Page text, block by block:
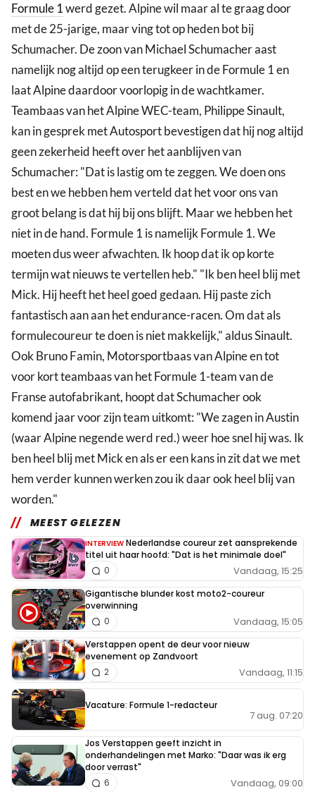
Formule 1werd gezet. Alpine wil maar al te graag door
met de 25-jarige, maar ving tot op heden bot bij
Schumacher. De zoon van Michael Schumacher aast
namelijk nog altijd op een terugkeer in de Formule 1 en
laat Alpine daardoor voorlopig in de wachtkamer.
Teambaas van het Alpine WEC-team, Philippe Sinault,
kan in gesprek met Autosport bevestigen dat hij nog altijd
geen zekerheid heeft over het aanblijven van
Schumacher: "Dat is lastig om te zeggen. We doen ons
best en we hebben hem verteld dat het voor ons van
groot belang is dat hij bij ons blijft. Maar we hebben het
niet in de hand. Formule 1 is namelijk Formule 1. We
moeten dus weer afwachten. Ik hoop dat ik op korte
termijn wat nieuws te vertellen heb." "Ik ben heel blij met
Mick. Hij heeft het heel goed gedaan. Hij paste zich
fantastisch aan aan het endurance-racen. Om dat als
formulecoureur te doen is niet makkelijk," aldus Sinault.
Ook Bruno Famin, Motorsportbaas van Alpine en tot
voor kort teambaas van het Formule 1-team van de
Franse autofabrikant, hoopt dat Schumacher ook
komend jaar voor zijn team uitkomt: "We zagen in Austin
(waar Alpine negende werd red.) weer hoe snel hij was. Ik
ben heel blij met Mick en als er een kans in zit dat we met
hem verder kunnen werken zou ik daar ook heel blij van
worden."
MEEST GELEZEN
INTERVIEW Nederlandse coureur zet aansprekende
titel uit haar hoofd: "Dat is het minimale doel"
Vandaag, 15:25
0
Gigantische blunder kost moto2-coureur
overwinning
Vandaag, 15:05
0
Verstappen opent de deur voor nieuw
evenement op Zandvoort
Vandaag, 11:15
2
Vacature: Formule 1-redacteur
7 aug. 07:20
Jos Verstappen geeft inzicht in
onderhandelingen met Marko: "Daar was ik erg
door verrast"
Vandaag, 09:00
6